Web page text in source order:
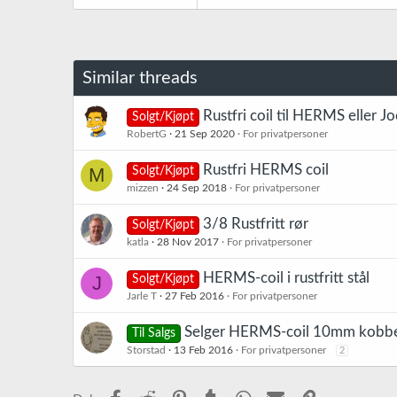
Similar threads
Solgt/Kjøpt Rustfri coil til HERMS eller
RobertG 21 Sep 2020 For privatpersoner
M Solgt/Kjøpt Rustfri HERMS coil
mizzen 24 Sep 2018 For privatpersoner
Solgt/Kjøpt 3/8 Rustfritt rør
katla 28 Nov 2017 For privatpersoner
J Solgt/Kjøpt HERMS-coil i rustfritt stål
Jarle T 27 Feb 2016 For privatpersoner
Til Salgs Selger HERMS-coil 10mm
Storstad 13 Feb 2016 For privatpersoner 2